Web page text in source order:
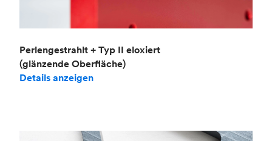
Perlengestrahlt + Typ II eloxiert
(glänzende Oberfläche)
Details anzeigen